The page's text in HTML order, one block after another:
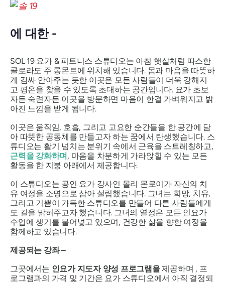
에 대한 -
SOL 19 요가 & 피트니스 스튜디오는 아침 햇살처럼 따스한
콜로라도 주 롱몬트에 위치해 있습니다. 몸과 마음을 따뜻하
게 감싸 안아주는 듯한 이곳은 모든 사람들이 더욱 강해지
고 평온을 찾을 수 있도록 초대하는 공간입니다. 요가 초보
자든 숙련자든 이곳을 방문하면 마음이 한결 가벼워지고 밝
아진 느낌을 받게 됩니다.
이곳은 움직임, 호흡, 그리고 고요한 순간들을 한 공간에 담
아 따뜻한 공동체를 만들고자 하는 꿈에서 탄생했습니다. 스
튜디오는 활기 넘치는 분위기 속에서 근육을 스트레칭하고,
근력을 강화하며 , 마음을 차분하게 가라앉힐 수 있는 모든
활동을 한 지붕 아래에서 제공합니다.
이 스튜디오는 공인 요가 강사인 몰리 몬로이가 자신의 치
유 여정을 소명으로 삼아 설립했습니다. 그녀는 희망, 치유,
그리고 기쁨이 가득한 스튜디오를 만들어 다른 사람들에게
도 길을 밝혀주고자 했습니다. 그녀의 열정은 모든 인요가
수업에 생기를 불어넣고 있으며, 건강한 삶을 향한 여정을
함께하고 있습니다.
제공되는 강좌 –
그곳에서는 인요가 지도자 양성 프로그램을제공하며 , 프
로그램과의 가격 및 기간은 요가 스튜디오에서 아직 결정되